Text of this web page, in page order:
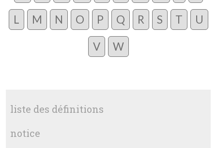
L M N O P Q R S T U
V W
liste des définitions
notice